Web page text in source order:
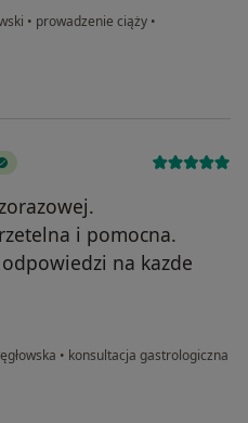
• prowadzenie ciąży •
i pomocna.
na kazde
• konsultacja gastrologiczna